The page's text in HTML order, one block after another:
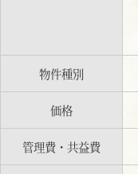
物件種別
価格
管理費・共益費